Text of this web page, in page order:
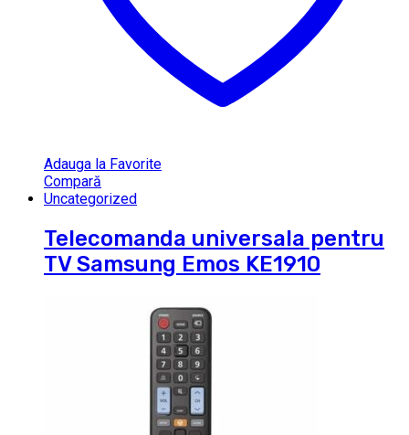
Adauga la Favorite
Compară
Uncategorized
Telecomanda universala pentru
TV Samsung Emos KE1910